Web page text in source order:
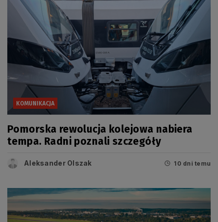
KOMUNIKACJA
Pomorska rewolucja kolejowa nabiera
tempa. Radni poznali szczegóły
Aleksander Olszak 10 dni temu